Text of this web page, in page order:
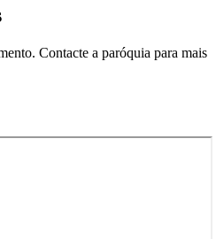
Contacte a paróquia para mais